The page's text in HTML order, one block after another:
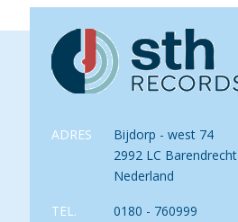
ADRES
Bijdorp - west 74
2992 LC Barendrecht
Nederland
TEL. 0180 - 760999